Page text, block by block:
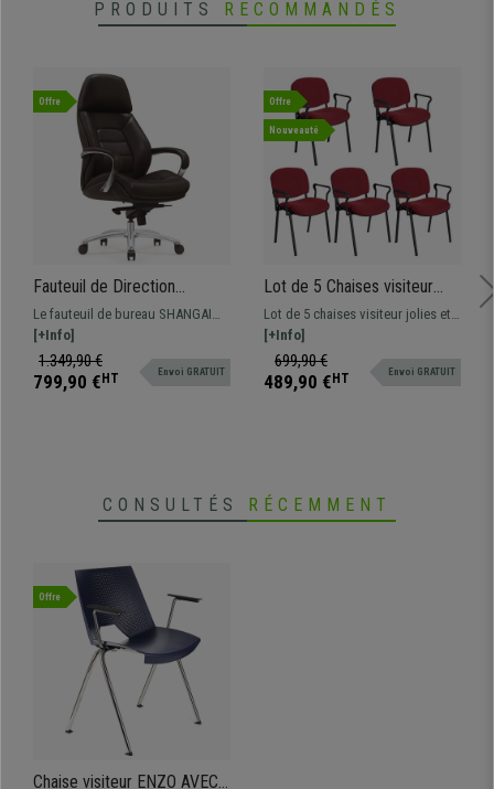
PRODUITS RECOMMANDÉS
Offre
Fauteuil de Direction
SHANGAI, Design et
Ergonomique, en Cuir
Authentique, Marron Foncé
Le fauteuil de bureau SHANGAI
est très confortable grâce à ses
courbes enveloppantes et sa
conception ergonomique. Fauteuil
[+Info]
1.349,90 €
799,90 € HT Envoi GRATUIT
Offre
Nouveauté
Lot de 5 Chaises visiteur
MOBY BASE AVEC
ACCOUDOIRS, Commode et
Pratique, Piétement Noir et
Tissu Bordeaux
Lot de 5 chaises visiteur jolies et
pratiques MOBY BASE AVEC
ACCOUDOIRS, lignes classiques,
pour que les clients puissent
[+Info]
699,90 €
489,90 € HT Envoi GRATUIT
CONSULTÉS RÉCEMMENT
Offre
Chaise visiteur ENZO AVEC